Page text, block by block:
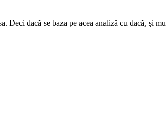
Deci dacă se baza pe acea analiză cu dacă, şi